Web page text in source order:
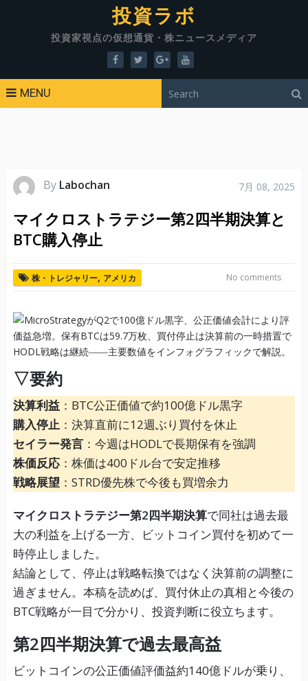
投資ラボ
投資家視点の仮想通貨・株ニュースメディア
MENU
By Labochan 7月 08, 2025
マイクロストラテジー第2四半期決算と
BTC購入停止
株・トレジャリー, アメリカ No comments
▽要約
決算利益：BTC公正価値で約100億ドル黒字
購入停止：決算直前に12週ぶり買付を休止
セイラー発言：今週はHODLで長期保有を強調
株価反応：株価は400ドル台で安定推移
戦略展望：STRD優先株で今後も買増余力
マイクロストラテジー第2四半期決算で同社は過去最
大の利益を上げる一方、ビットコイン買付を初めて一
時停止しました。
結論として、停止は戦略転換ではなく決算前の調整に
過ぎません。本稿を読めば、買付休止の真相と今後の
BTC戦略が一目で分かり、投資判断に役立ちます。
第2四半期決算で過去最高益
ビットコインの公正価値評価益約140億ドルが乗り、